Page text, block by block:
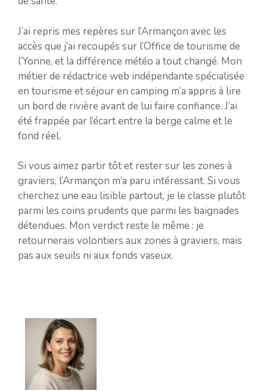
J’ai repris mes repères sur l’Armançon avec les
accès que j’ai recoupés sur l’Office de tourisme de
l’Yonne, et la différence météo a tout changé. Mon
métier de rédactrice web indépendante spécialisée
en tourisme et séjour en camping m’a appris à lire
un bord de rivière avant de lui faire confiance. J’ai
été frappée par l’écart entre la berge calme et le
fond réel.
Si vous aimez partir tôt et rester sur les zones à
graviers, l’Armançon m’a paru intéressant. Si vous
cherchez une eau lisible partout, je le classe plutôt
parmi les coins prudents que parmi les baignades
détendues. Mon verdict reste le même : je
retournerais volontiers aux zones à graviers, mais
pas aux seuils ni aux fonds vaseux.